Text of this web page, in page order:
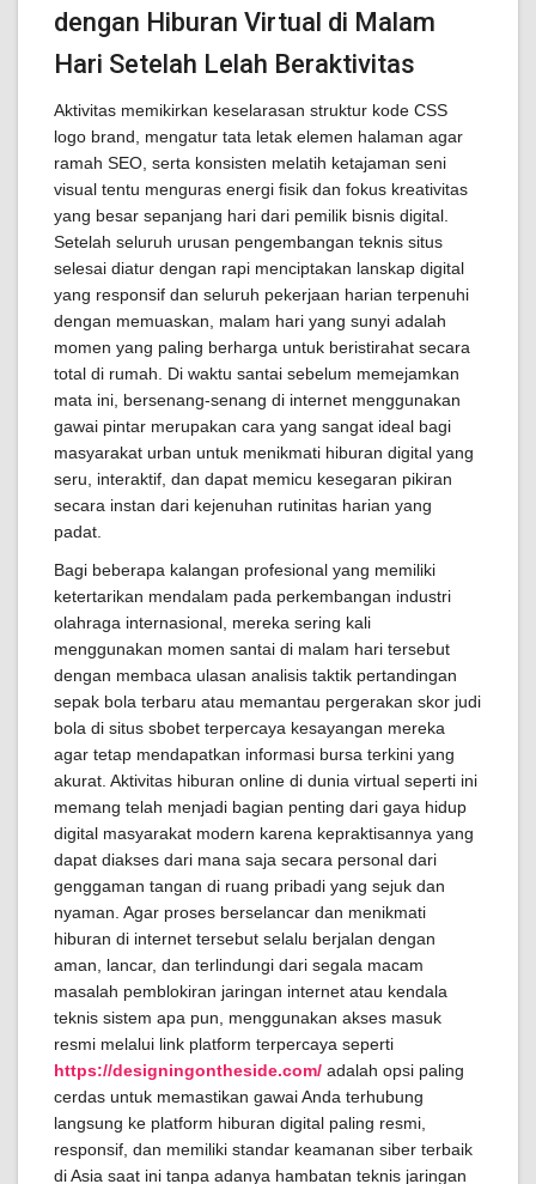
dengan Hiburan Virtual di Malam
Hari Setelah Lelah Beraktivitas
Aktivitas memikirkan keselarasan struktur kode CSS
logo brand, mengatur tata letak elemen halaman agar
ramah SEO, serta konsisten melatih ketajaman seni
visual tentu menguras energi fisik dan fokus kreativitas
yang besar sepanjang hari dari pemilik bisnis digital.
Setelah seluruh urusan pengembangan teknis situs
selesai diatur dengan rapi menciptakan lanskap digital
yang responsif dan seluruh pekerjaan harian terpenuhi
dengan memuaskan, malam hari yang sunyi adalah
momen yang paling berharga untuk beristirahat secara
total di rumah. Di waktu santai sebelum memejamkan
mata ini, bersenang-senang di internet menggunakan
gawai pintar merupakan cara yang sangat ideal bagi
masyarakat urban untuk menikmati hiburan digital yang
seru, interaktif, dan dapat memicu kesegaran pikiran
secara instan dari kejenuhan rutinitas harian yang
padat.
Bagi beberapa kalangan profesional yang memiliki
ketertarikan mendalam pada perkembangan industri
olahraga internasional, mereka sering kali
menggunakan momen santai di malam hari tersebut
dengan membaca ulasan analisis taktik pertandingan
sepak bola terbaru atau memantau pergerakan skor judi
bola di situs sbobet terpercaya kesayangan mereka
agar tetap mendapatkan informasi bursa terkini yang
akurat. Aktivitas hiburan online di dunia virtual seperti ini
memang telah menjadi bagian penting dari gaya hidup
digital masyarakat modern karena kepraktisannya yang
dapat diakses dari mana saja secara personal dari
genggaman tangan di ruang pribadi yang sejuk dan
nyaman. Agar proses berselancar dan menikmati
hiburan di internet tersebut selalu berjalan dengan
aman, lancar, dan terlindungi dari segala macam
masalah pemblokiran jaringan internet atau kendala
teknis sistem apa pun, menggunakan akses masuk
resmi melalui link platform terpercaya seperti
https://designingontheside.com/ adalah opsi paling
cerdas untuk memastikan gawai Anda terhubung
langsung ke platform hiburan digital paling resmi,
responsif, dan memiliki standar keamanan siber terbaik
di Asia saat ini tanpa adanya hambatan teknis jaringan